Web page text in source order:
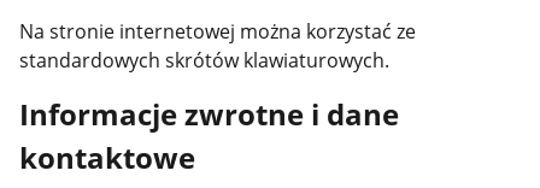
Na stronie internetowej można korzystać ze
standardowych skrótów klawiaturowych.
Informacje zwrotne i dane
kontaktowe